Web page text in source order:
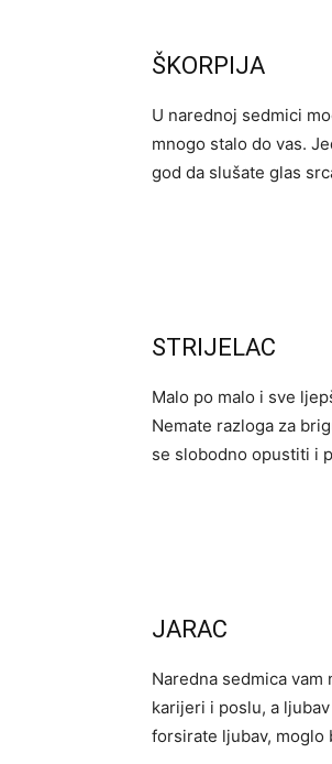
ŠKORPIJA
U narednoj sedmici
mnogo stalo do vas.
god da slušate glas
STRIJELAC
Malo po malo i sve
Nemate razloga za
se slobodno opustiti i
JARAC
Naredna sedmica
karijeri i poslu, a
forsirate ljubav, moglo